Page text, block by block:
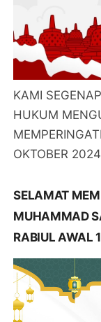
KAMI
HUKUM
OKTOBER 2024
SELAMAT
MUHAMMAD
RABIUL AWAL